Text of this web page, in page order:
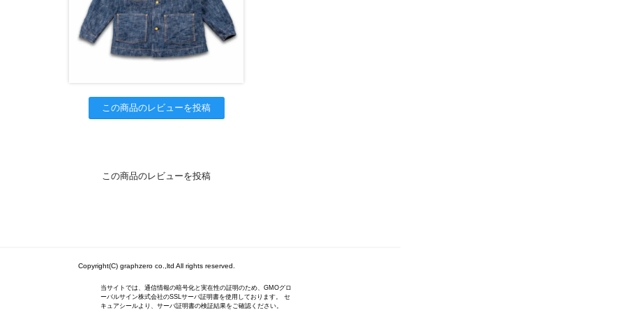
この商品のレビューを投稿
この商品のレビューを投稿
Copyright(C) graphzero co.,ltd All rights reserved.
当サイトでは、通信情報の暗号化と実在性の証明のため、GMOグロ
ーバルサイン株式会社のSSLサーバ証明書を使用しております。 セ
キュアシールより、サーバ証明書の検証結果をご確認ください。